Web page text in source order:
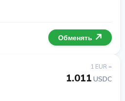
Обменять
1 EUR =
1.011 USDC